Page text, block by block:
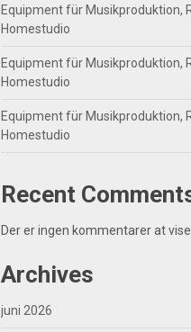
Equipment für Musikproduktion,
Homestudio
Equipment für Musikproduktion,
Homestudio
Equipment für Musikproduktion,
Homestudio
Recent
Der er ingen kommentarer at vise.
Archives
juni 2026